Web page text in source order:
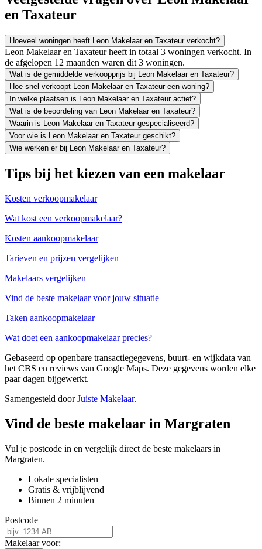
en Taxateur
Hoeveel woningen heeft Leon Makelaar en Taxateur verkocht?
Leon Makelaar en Taxateur heeft in totaal 3 woningen verkocht. In
de afgelopen 12 maanden waren dit 3 woningen.
Wat is de gemiddelde verkoopprijs bij Leon Makelaar en Taxateur?
Hoe snel verkoopt Leon Makelaar en Taxateur een woning?
In welke plaatsen is Leon Makelaar en Taxateur actief?
Wat is de beoordeling van Leon Makelaar en Taxateur?
Waarin is Leon Makelaar en Taxateur gespecialiseerd?
Voor wie is Leon Makelaar en Taxateur geschikt?
Wie werken er bij Leon Makelaar en Taxateur?
Tips bij het kiezen van een makelaar
Kosten verkoopmakelaar
Wat kost een verkoopmakelaar?
Kosten aankoopmakelaar
Tarieven en prijzen vergelijken
Makelaars vergelijken
Vind de beste makelaar voor jouw situatie
Taken aankoopmakelaar
Wat doet een aankoopmakelaar precies?
Gebaseerd op openbare transactiegegevens, buurt- en wijkdata van
het CBS en reviews van Google Maps. Deze gegevens worden elke
paar dagen bijgewerkt.
Samengesteld doorJuiste Makelaar.
Vind de beste makelaar in Margraten
Vul je postcode in en vergelijk direct de beste makelaars in
Margraten.
Lokale specialisten
Gratis & vrijblijvend
Binnen 2 minuten
Postcode
Makelaar voor: